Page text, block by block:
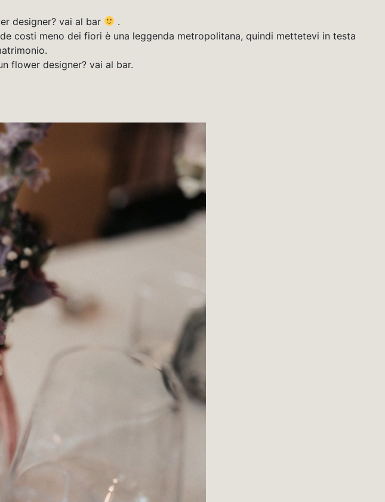
designer? vai al bar
.
costi meno dei fiori è una leggenda metropolitana, quindi mettetevi in testa
flower designer? vai al bar.